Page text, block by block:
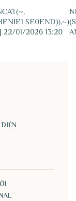
| 22/01/2026 13:20